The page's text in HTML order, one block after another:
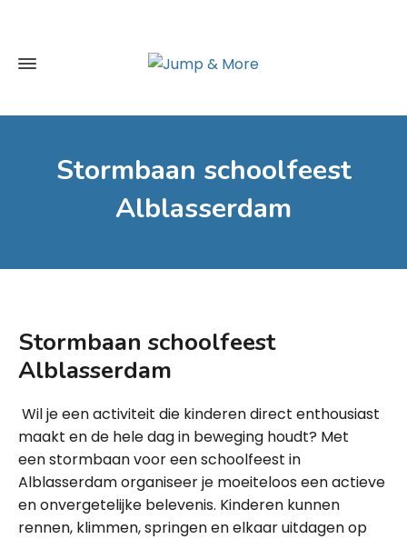
Stormbaan schoolfeest
Alblasserdam
Stormbaan schoolfeest
Alblasserdam
Wil je een activiteit die kinderen direct enthousiast
maakt en de hele dag in beweging houdt? Met
een stormbaan voor een schoolfeest in
Alblasserdam organiseer je moeiteloos een actieve
en onvergetelijke belevenis. Kinderen kunnen
rennen, klimmen, springen en elkaar uitdagen op